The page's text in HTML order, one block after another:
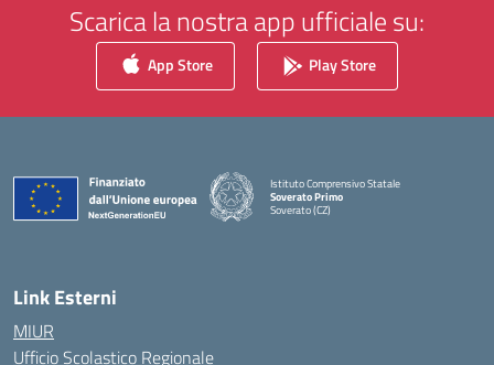
Scarica la nostra app ufficiale su:
App Store Play Store
Istituto Comprensivo Statale
Soverato Primo
Soverato (CZ)
Link Esterni
MIUR
Ufficio Scolastico Regionale